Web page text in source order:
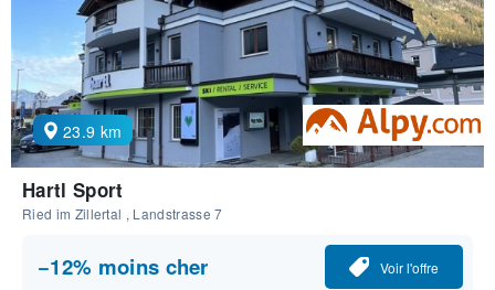
23.9 km
Hartl Sport
Ried im Zillertal , Landstrasse 7
−12% moins cher Voir l'offre